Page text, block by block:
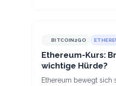
BITCOIN2GO
Ethereum-Kurs:
wichtige Hürde?
Ethereum bewegt sich